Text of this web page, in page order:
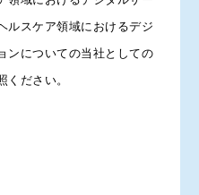
ルスケア領域におけるデジ
ンについての当社としての
ください。